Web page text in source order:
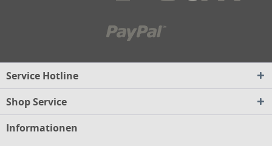
Service Hotline
Shop Service
Informationen